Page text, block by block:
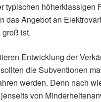
typischen höherklassigen
das Angebot an
ist.
Entwicklung der
die Subventionen
werden. Denn nach
von